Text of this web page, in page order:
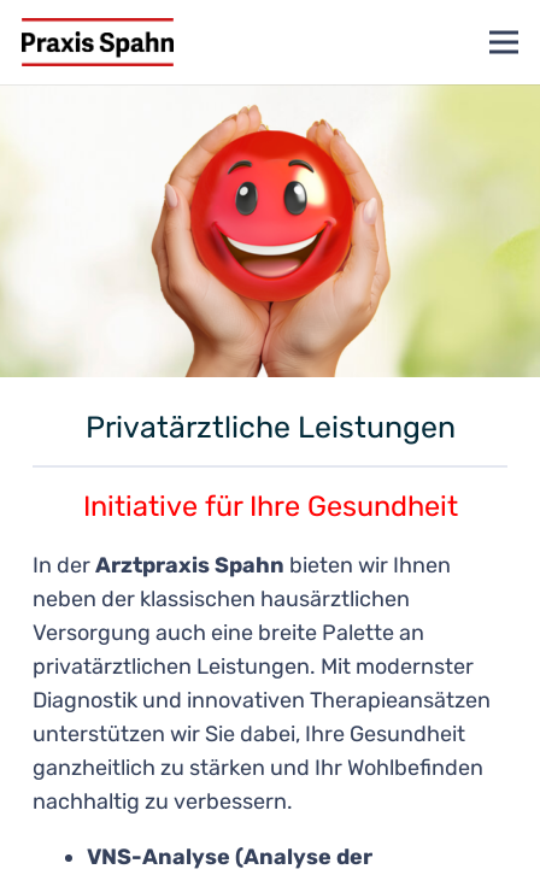
Privatärztliche Leistungen
Initiative für Ihre Gesundheit
In derArztpraxis Spahn bieten wir Ihnen
neben der klassischen hausärztlichen
Versorgung auch eine breite Palette an
privatärztlichen Leistungen. Mit modernster
Diagnostik und innovativen Therapieansätzen
unterstützen wir Sie dabei, Ihre Gesundheit
ganzheitlich zu stärken und Ihr Wohlbefinden
nachhaltig zu verbessern.
VNS-Analyse (Analyse der